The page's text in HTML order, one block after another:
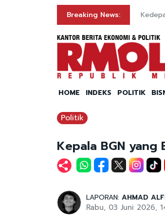
Breaking News:
HOME INDEKS POLITIK
Politik
Kepala BGN yang
LAPORAN: AHMAD
Rabu, 03 Juni 2026,